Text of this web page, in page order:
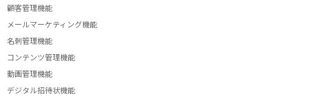
顧客管理機能
メールマーケティング機能
名刺管理機能
コンテンツ管理機能
動画管理機能
デジタル招待状機能